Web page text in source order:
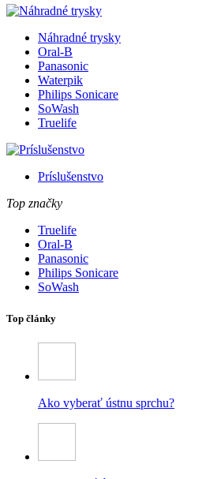
Náhradné trysky
Oral-B
Panasonic
Waterpik
Philips Sonicare
SoWash
Truelife
Príslušenstvo
Top značky
Truelife
Oral-B
Panasonic
Philips Sonicare
SoWash
Top články
Ako vyberať ústnu sprchu?